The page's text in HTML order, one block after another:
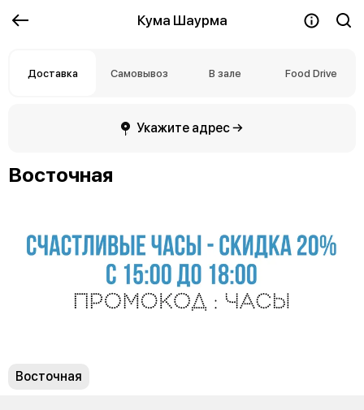
Кума Шаурма
Доставка Самовывоз В зале Food Drive
Укажите адрес →
Восточная
Восточная